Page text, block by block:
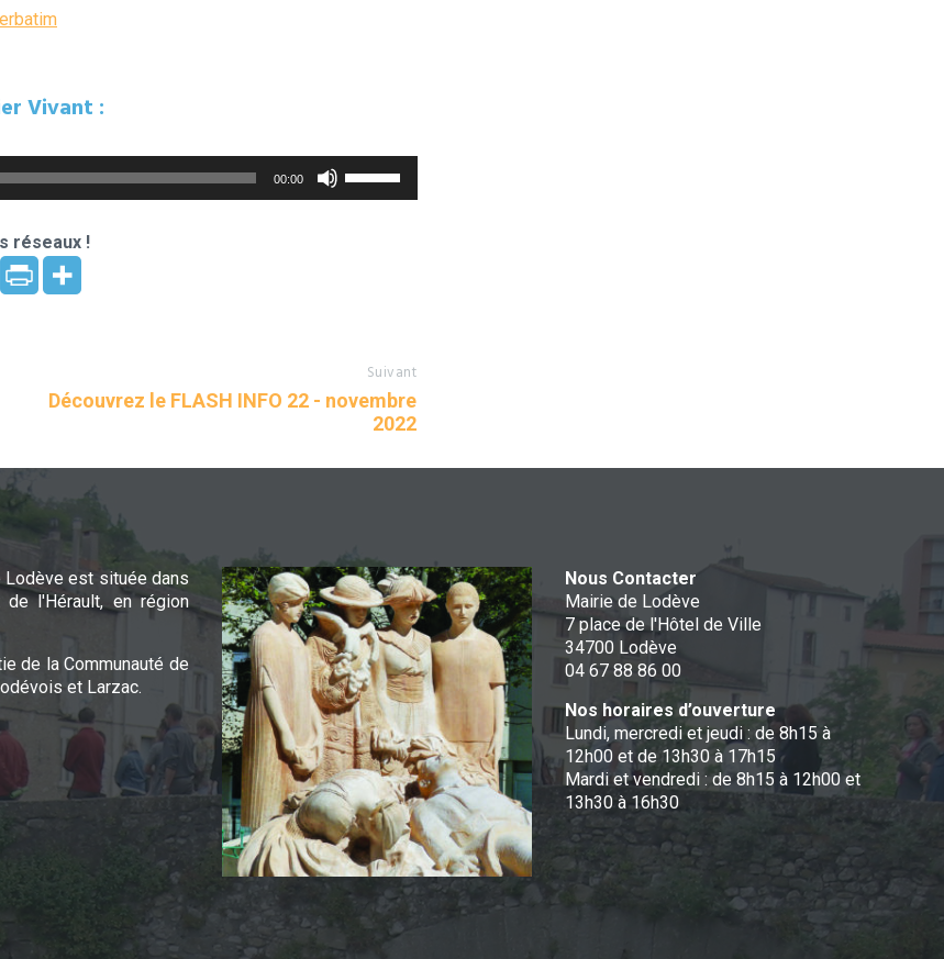
Vivant :
00:00
les
flèches
réseaux !
Suivant
Découvrez le FLASH INFO 22 - novembre
2022
Lodève est située dans
de l'Hérault, en région
de la Communauté de
et Larzac.
Nous Contacter
Mairie de Lodève
7 place de l'Hôtel de Ville
34700 Lodève
04 67 88 86 00
Nos horaires d’ouverture
Lundi, mercredi et jeudi : de 8h15 à
12h00 et de 13h30 à 17h15
Mardi et vendredi : de 8h15 à 12h00 et
13h30 à 16h30